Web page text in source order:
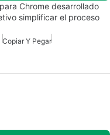
Chrome desarrollado
simplificar el proceso
Copiar Y Pegar